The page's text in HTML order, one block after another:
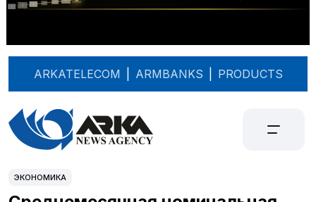
ARKATELECOM ARMBANKS PRODUCTS
ЭКОНОМИКА